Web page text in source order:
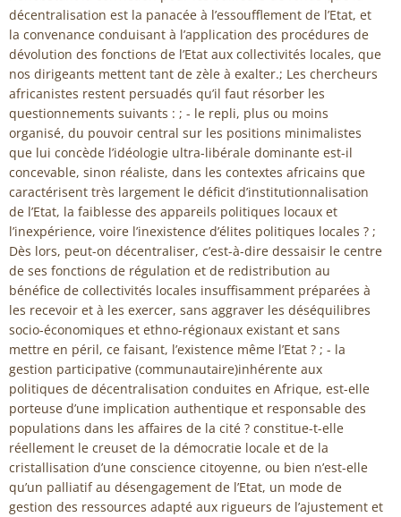
décentralisation est la panacée à l’essoufflement de l’Etat, et
la convenance conduisant à l’application des procédures de
dévolution des fonctions de l’Etat aux collectivités locales, que
nos dirigeants mettent tant de zèle à exalter.; Les chercheurs
africanistes restent persuadés qu’il faut résorber les
questionnements suivants : ; - le repli, plus ou moins
organisé, du pouvoir central sur les positions minimalistes
que lui concède l’idéologie ultra-libérale dominante est-il
concevable, sinon réaliste, dans les contextes africains que
caractérisent très largement le déficit d’institutionnalisation
de l’Etat, la faiblesse des appareils politiques locaux et
l’inexpérience, voire l’inexistence d’élites politiques locales ? ;
Dès lors, peut-on décentraliser, c’est-à-dire dessaisir le centre
de ses fonctions de régulation et de redistribution au
bénéfice de collectivités locales insuffisamment préparées à
les recevoir et à les exercer, sans aggraver les déséquilibres
socio-économiques et ethno-régionaux existant et sans
mettre en péril, ce faisant, l’existence même l’Etat ? ; - la
gestion participative (communautaire)inhérente aux
politiques de décentralisation conduites en Afrique, est-elle
porteuse d’une implication authentique et responsable des
populations dans les affaires de la cité ? constitue-t-elle
réellement le creuset de la démocratie locale et de la
cristallisation d’une conscience citoyenne, ou bien n’est-elle
qu’un palliatif au désengagement de l’Etat, un mode de
gestion des ressources adapté aux rigueurs de l’ajustement et